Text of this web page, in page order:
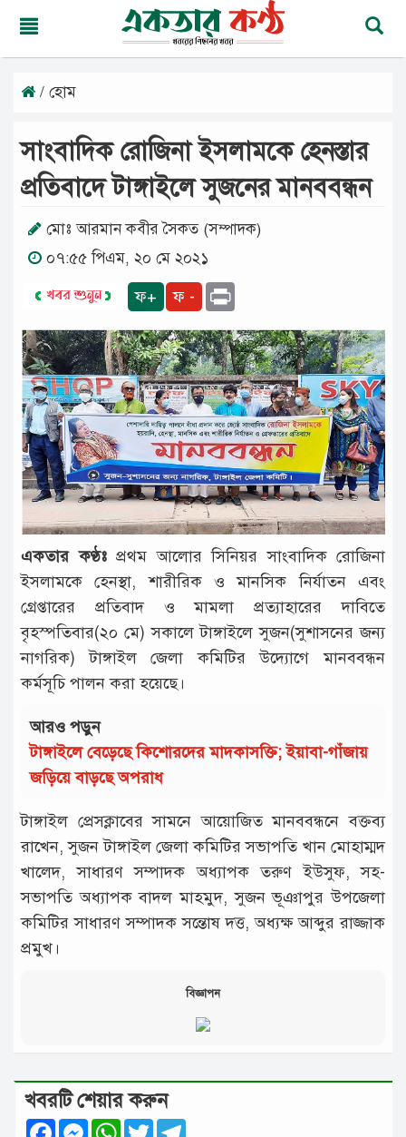
মঙ্গলবার,
২০২৬
শ্রাবণ
বঙ্গাব্দ
মূলপাতা
জাতীয়
দেশের
খবর
আমাদের
টাঙ্গাইল
আন্তর্জাতিক
রাজনীতি
অপরাধ
দুর্ঘটনা
বিনোদন
খেলাধুলা
চাকরি
লাইফ
স্টাইল
অন্যান্য
/ হোম
সাংবাদিক রোজিনা ইসলামকে হেনস্তার
প্রতিবাদে টাঙ্গাইলে সুজনের মানববন্ধন
মোঃ আরমান কবীর সৈকত (সম্পাদক)
০৭:৫৫ পিএম, ২০ মে ২০২১
ফ+ ফ -
একতার কণ্ঠঃপ্রথম আলোর সিনিয়র সাংবাদিক রোজিনা
ইসলামকে হেনস্থা, শারীরিক ও মানসিক নির্যাতন এবং
গ্রেপ্তারের প্রতিবাদ ও মামলা প্রত্যাহারের দাবিতে
বৃহস্পতিবার(২০ মে) সকালে টাঙ্গাইলে সুজন(সুশাসনের জন্য
নাগরিক) টাঙ্গাইল জেলা কমিটির উদ্যোগে মানববন্ধন
কর্মসূচি পালন করা হয়েছে।
আরও পড়ুন
টাঙ্গাইলে বেড়েছে কিশোরদের মাদকাসক্তি; ইয়াবা-গাঁজায়
জড়িয়ে বাড়ছে অপরাধ
টাঙ্গাইল প্রেসক্লাবের সামনে আয়োজিত মানববন্ধনে বক্তব্য
রাখেন, সুজন টাঙ্গাইল জেলা কমিটির সভাপতি খান মোহাম্মদ
খালেদ, সাধারণ সম্পাদক অধ্যাপক তরুণ ইউসুফ, সহ-
সভাপতি অধ্যাপক বাদল মাহমুদ, সুজন ভূঞাপুর উপজেলা
কমিটির সাধারণ সম্পাদক সন্তোষ দত্ত, অধ্যক্ষ আব্দুর রাজ্জাক
প্রমুখ।
বিজ্ঞাপন
খবরটি শেয়ার করুন
FacebookMessenger
WhatsApp
Twitter